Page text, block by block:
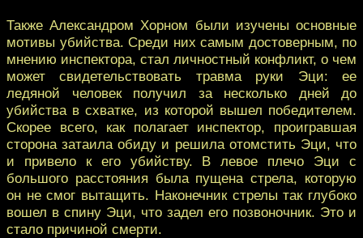
Также Александром Хорном были изучены основные
мотивы убийства. Среди них самым достоверным, по
мнению инспектора, стал личностный конфликт, о чем
может свидетельствовать травма руки Эци: ее
ледяной человек получил за несколько дней до
убийства в схватке, из которой вышел победителем.
Скорее всего, как полагает инспектор, проигравшая
сторона затаила обиду и решила отомстить Эци, что
и привело к его убийству. В левое плечо Эци с
большого расстояния была пущена стрела, которую
он не смог вытащить. Наконечник стрелы так глубоко
вошел в спину Эци, что задел его позвоночник. Это и
стало причиной смерти.